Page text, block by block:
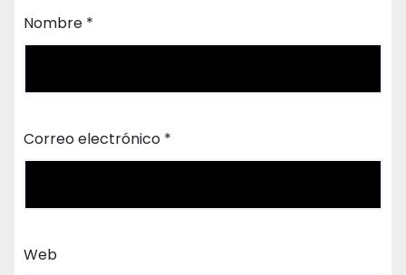
Nombre *
Correo electrónico *
Web